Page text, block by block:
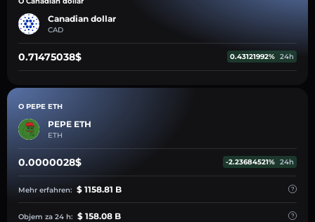
Canadian dollar
CAD
0.71475038$ 0.43121992% 24h
O PEPE ETH
PEPE ETH
ETH
0.0000028$ -2.23684521% 24h
Mehr erfahren: $ 1158.81 B
Objem za 24 h: $ 158.08 B